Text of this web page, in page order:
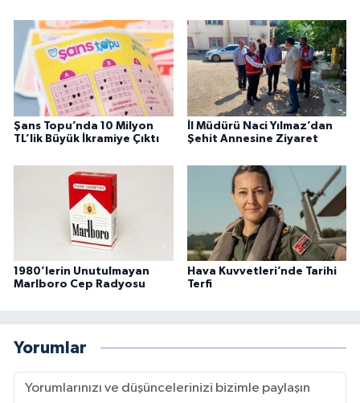
Şans Topu’nda 10 Milyon
TL’lik Büyük İkramiye Çıktı
İl Müdürü Naci Yılmaz’dan
Şehit Annesine Ziyaret
1980’lerin Unutulmayan
Marlboro Cep Radyosu
Hava Kuvvetleri’nde Tarihi
Terfi
Yorumlar